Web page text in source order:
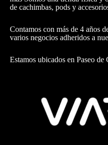
de cachimbas, pods y
Contamos con más de 4 años
varios negocios adheridos a
Estamos ubicados en Paseo